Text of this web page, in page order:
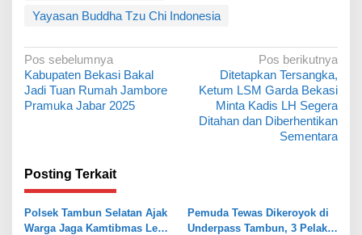
Yayasan Buddha Tzu Chi Indonesia
N
a
v
a
s
i
Pos sebelumnya
Kabupaten Bekasi Bakal
Jadi Tuan Rumah Jambore
Pramuka Jabar 2025
Pos berikutnya
Ditetapkan Tersangka,
Ketum LSM Garda Bekasi
Minta Kadis LH Segera
Ditahan dan Diberhentikan
Sementara
Posting Terkait
Polsek Tambun Selatan Ajak
Warga Jaga Kamtibmas Lewat
Pemuda Tewas Dikeroyok di
Underpass Tambun, 3 Pelaku